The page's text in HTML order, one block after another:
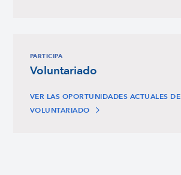
PARTICIPA
Voluntariado
VER LAS OPORTUNIDADES ACTUALES DE
VOLUNTARIADO